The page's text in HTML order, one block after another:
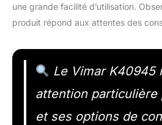
une grande facilité d’utilisation.
produit répond aux attentes des
Le Vimar K40945
attention particulière
et ses options de